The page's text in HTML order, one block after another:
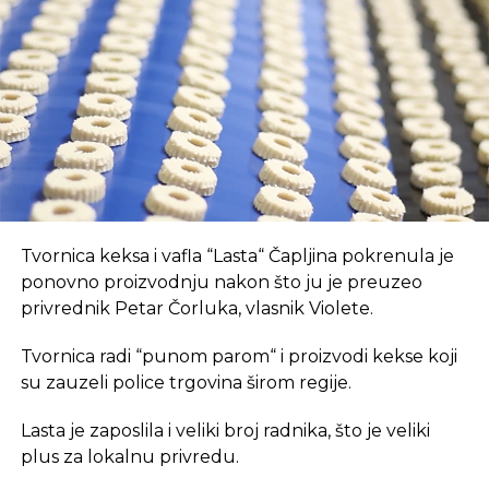
opremljen prostor, što je ključan preduvjet za
suvremeni način rada.
REKLAMA
U coworking prostoru, radnici su okruženi sličnim
profesionalcima, što potiče produktivnost i radnu
atmosferu koju je teško postići u kućnom
Dodatna prednost coworkinga je umrežavanje i
prostoru omogućava razmjenu ideja, kontakata i
suradnji, čime coworking prostor postaje inkubator
Tvornica keksa i vafla “Lasta“ Čapljina pokrenula je
ponovno proizvodnju nakon što ju je preuzeo
privrednik Petar Čorluka, vlasnik Violete.
Tvornica radi “punom parom“ i proizvodi kekse koji
su zauzeli police trgovina širom regije.
Lasta je zaposlila i veliki broj radnika, što je veliki
plus za lokalnu privredu.